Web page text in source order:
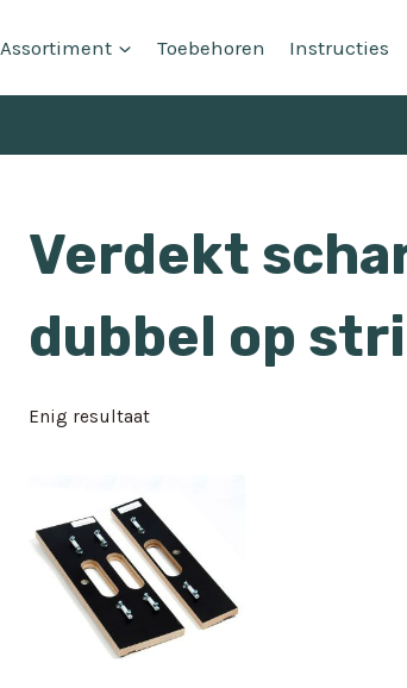
Assortiment Toebehoren Instructies
Verdekt
dubbel op
Enig resultaat